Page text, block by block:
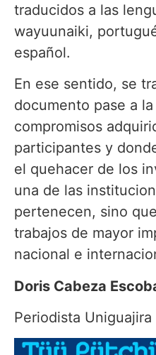
traducidos a las
wayuunaiki,
español.
En ese sentido, se
documento pase a
compromisos
participantes y
el quehacer de los
una de las
pertenecen, sino
trabajos de mayor
nacional e
Doris Cabeza
Periodista Uniguajira